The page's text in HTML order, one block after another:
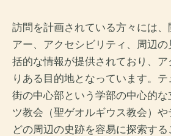
訪問を計画されている方々には
アー、アクセシビリティ、周辺
括的な情報が提供されており、
りある目的地となっています。
街の中心部という学部の中心的
ツ教会（聖ゲオルギウス教会）
どの周辺の史跡を容易に探索す